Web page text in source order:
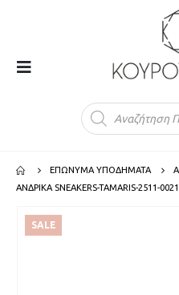
ΕΠΩΝΥΜΑ ΥΠΟΔΗΜΑΤΑ
ΑΝΔΡΙΚΑ SNEAKERS-TAMARIS-2511-
SALE